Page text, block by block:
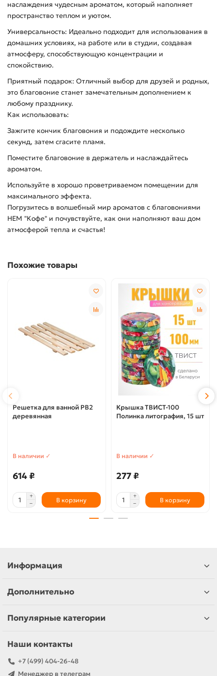
наслаждения чудесным ароматом, который наполняет
пространство теплом и уютом.
Универсальность: Идеально подходит для использования в
домашних условиях, на работе или в студии, создавая
атмосферу, способствующую концентрации и
спокойствию.
Приятный подарок: Отличный выбор для друзей и родных,
это благовоние станет замечательным дополнением к
любому празднику.
Как использовать:
Зажгите кончик благовония и подождите несколько
секунд, затем сгасите пламя.
Поместите благовоние в держатель и наслаждайтесь
ароматом.
Используйте в хорошо проветриваемом помещении для
максимального эффекта.
Погрузитесь в волшебный мир ароматов с благовониями
HEM "Кофе" и почувствуйте, как они наполняют ваш дом
атмосферой тепла и счастья!
Похожие товары
Решетка для ванной РВ2
деревянная
В наличии ✓
614 ₽
В корзину
Крышка ТВИСТ-100
Полинка литография, 15 шт
В наличии ✓
277 ₽
В корзину
Информация
Дополнительно
Популярные категории
Наши контакты
+7 (499) 404-26-48
Менеджер в телеграм